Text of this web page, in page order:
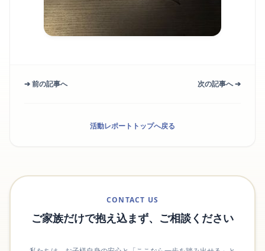
➔ 前の記事へ 次の記事へ ➔
活動レポートトップへ戻る
CONTACT US
ご家族だけで抱え込まず、ご相談ください